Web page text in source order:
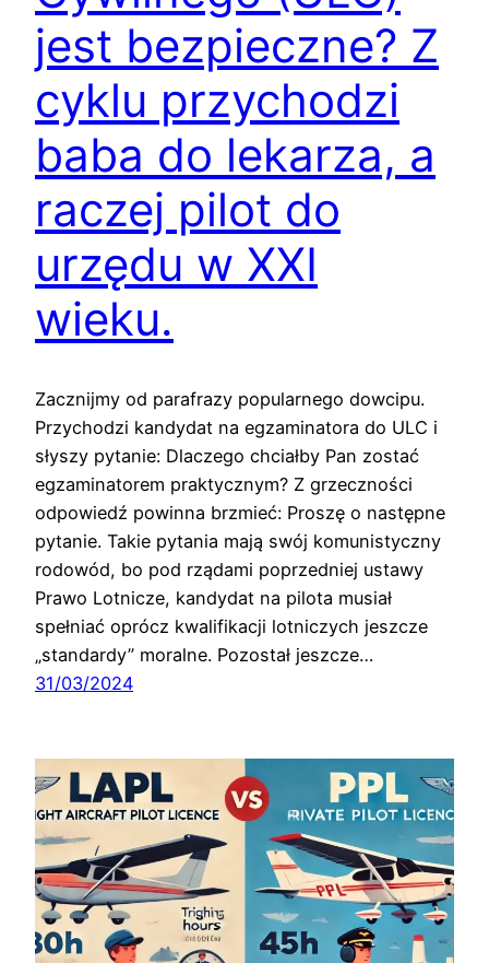
jest bezpieczne? Z
cyklu przychodzi
baba do lekarza, a
raczej pilot do
urzędu w XXI
wieku.
Zacznijmy od parafrazy popularnego dowcipu.
Przychodzi kandydat na egzaminatora do ULC i
słyszy pytanie: Dlaczego chciałby Pan zostać
egzaminatorem praktycznym? Z grzeczności
odpowiedź powinna brzmieć: Proszę o następne
pytanie. Takie pytania mają swój komunistyczny
rodowód, bo pod rządami poprzedniej ustawy
Prawo Lotnicze, kandydat na pilota musiał
spełniać oprócz kwalifikacji lotniczych jeszcze
„standardy” moralne. Pozostał jeszcze…
31/03/2024